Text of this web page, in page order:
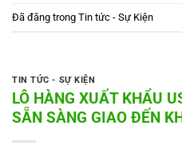
Đã đăng trong Tin tức - Sự Kiện
TIN TỨC - SỰ KIỆN
LÔ HÀNG XUẤT KHẨU
SẴN SÀNG GIAO ĐẾN